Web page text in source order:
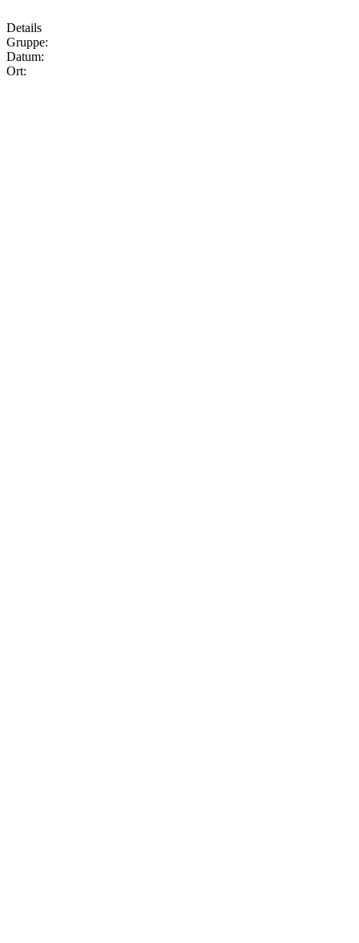
Details
Gruppe:
Datum:
Ort: